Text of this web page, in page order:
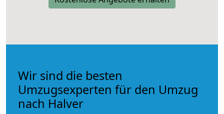
Wir sind die besten
Umzugsexperten für den Umzug
nach Halver